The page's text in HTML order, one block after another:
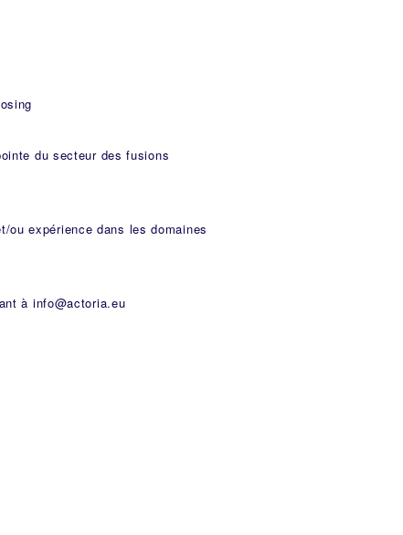
du secteur des fusions
expérience dans les domaines
à info@actoria.eu